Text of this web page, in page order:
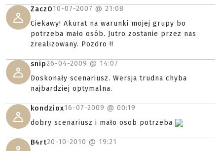
ZaczO10-07-2007 @ 21:08
Ciekawy! Akurat na warunki mojej grupy bo
potrzeba mało osób. Jutro zostanie przez nas
zrealizowany. Pozdro !!
snip26-04-2009 @ 14:07
Doskonały scenariusz. Wersja trudna chyba
najbardziej optymalna.
kondziox16-07-2009 @ 00:19
dobry scenariusz i mało osob potrzeba
B4rt20-10-2010 @ 19:21